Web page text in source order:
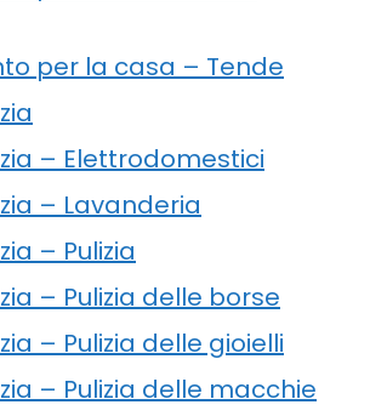
per la casa – Tende
– Elettrodomestici
– Lavanderia
– Pulizia
– Pulizia delle borse
– Pulizia delle gioielli
– Pulizia delle macchie